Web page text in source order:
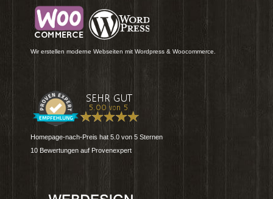
Wir erstellen moderne Webseiten mit Wordpress & Woocommerce.
Homepage-nach-Preis hat 5.0 von 5 Sternen
10 Bewertungen auf Provenexpert